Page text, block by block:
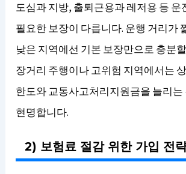
도심과 지방, 출퇴근용과 레저용 등 운
필요한 보장이 다릅니다. 운행 거리가
낮은 지역에선 기본 보장만으로 충분
장거리 주행이나 고위험 지역에서는
한도와 교통사고처리지원금을 늘리는
현명합니다.
2) 보험료 절감 위한 가입 전